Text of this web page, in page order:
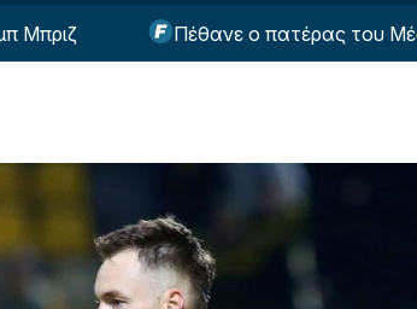
Πέθανε ο πατέρας του Μέσι